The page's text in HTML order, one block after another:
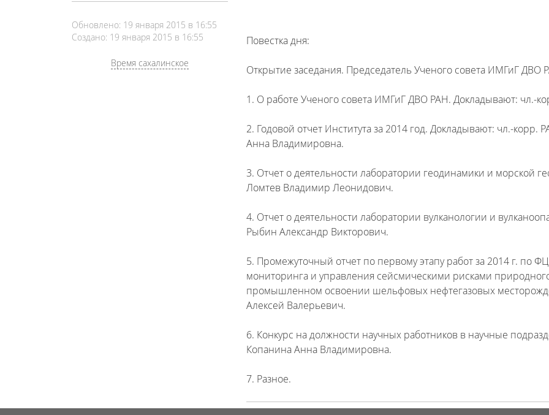
Обновлено: 19 января 2015 в 16:55
Создано: 19 января 2015 в 16:55
Время сахалинское
Повестка дня:
Открытие заседания. Председатель Ученого совета ИМГиГ
1. О работе Ученого совета ИМГиГ ДВО РАН. Докладывают: чл.-
2. Годовой отчет Института за 2014 год. Докладывают: чл.-
Анна Владимировна.
3. Отчет о деятельности лаборатории геодинамики и морской
Ломтев Владимир Леонидович.
4. Отчет о деятельности лаборатории вулканологии и
Рыбин Александр Викторович.
5. Промежуточный отчет по первому этапу работ за 2014 г. по
мониторинга и управления сейсмическими рисками
промышленном освоении шельфовых нефтегазовых
Алексей Валерьевич.
6. Конкурс на должности научных работников в научные
Копанина Анна Владимировна.
7. Разное.